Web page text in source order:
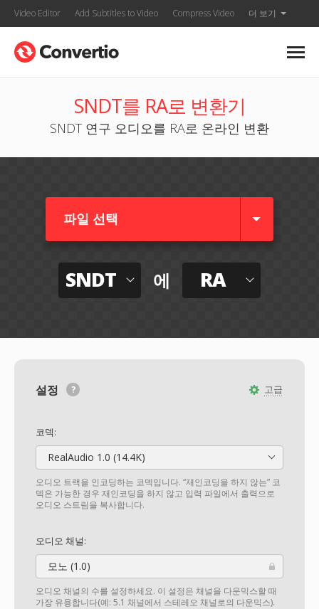
Video Editor Add Subtitles to Video Compress Video 더 보기
SNDT를 RA로 변환기
SNDT 연구 오디오를 RA로 온라인 변환
파일 선택
SNDT 에 RA
고급
설정
코덱:
RealAudio 1.0 (14.4K)
오디오 트랙을 인코딩하는 코덱입니다. “재인코딩을 하지 않는” 코
덱은 가능한 경우 재인코딩을 하지 않고 입력 파일에서 출력으로
오디오 스트림을 복사합니다.
오디오 채널:
모노 (1.0)
오디오 채널의 수를 설정하세요. 이 설정은 채널을 다운믹스할 때
가장 유용합니다(예: 5.1 채널에서 스테레오 채널로의 다운믹스).